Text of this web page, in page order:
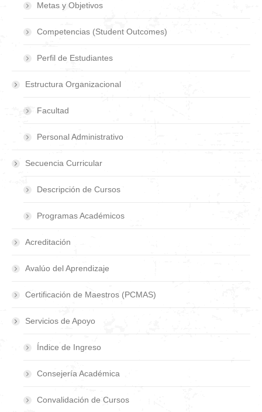
Metas y Objetivos
Competencias (Student Outcomes)
Perfil de Estudiantes
Estructura Organizacional
Facultad
Personal Administrativo
Secuencia Curricular
Descripción de Cursos
Programas Académicos
Acreditación
Avalúo del Aprendizaje
Certificación de Maestros (PCMAS)
Servicios de Apoyo
Índice de Ingreso
Consejería Académica
Convalidación de Cursos